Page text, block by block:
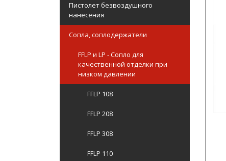
Пистолет безвоздушного
нанесения
Сопла, соплодержатели
FFLP и LP - Сопло для
качественной отделки при
низком давлении
FFLP 108
FFLP 208
FFLP 308
FFLP 110